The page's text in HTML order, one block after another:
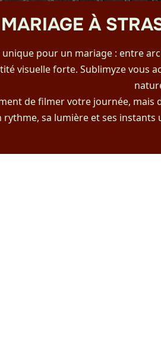
À
pour un mariage : entre
visuelle forte. Sublimyze
de filmer votre journée,
sa lumière et ses